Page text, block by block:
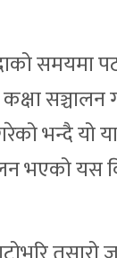
समयमा
सञ्चालन
भन्दै
भएको यस